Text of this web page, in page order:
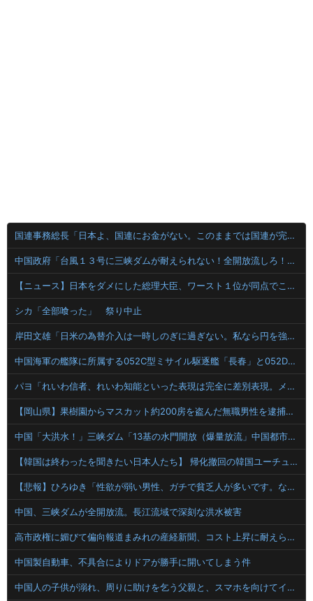
国連事務総長「日本よ、国連にお金がない。このままでは国連が完全崩壊する。助けろ」
中国政府「台風１３号に三峡ダムが耐えられない！全開放流しろ！」⇒ 下流域の街が壊滅状態ｗｗｗｗｗ
【ニュース】日本をダメにした総理大臣、ワースト１位が同点でこの人ｗｗｗｗｗｗ
シカ「全部喰った」 祭り中止
岸田文雄「日米の為替介入は一時しのぎに過ぎない。私なら円を強くすることが出来る」
中国海軍の艦隊に所属する052C型ミサイル駆逐艦「長春」と052D型「厦門」が編隊航行訓練！
パヨ「れいわ信者、れいわ知能といった表現は完全に差別表現。メディアは放送禁止用語に指定するべき」
【岡山県】果樹園からマスカット約200房を盗んだ無職男性を逮捕「ぶどうを売って生活費に充てていた」※氏名非公開
中国「大洪水！」三峡ダム「13基の水門開放（爆量放流」中国都市「三峡上流で豪雨！（三峡下流で水害」長江と黄河「同時氾濫危機」台風13号「中国本土上陸（画像」→
【韓国は終わったを聞きたい日本人たち】 帰化撤回の韓国ユーチューバーが映した“日本媚びビジネス”の限界
【悲報】ひろゆき「性欲が弱い男性、ガチで貧乏人が多いです。なぜなら…」
中国、三峡ダムが全開放流。長江流域で深刻な洪水被害
高市政権に媚びて偏向報道まみれの産経新聞、コスト上昇に耐えられず東北6県撤退を発表
中国製自動車、不具合によりドアが勝手に開いてしまう件
中国人の子供が溺れ、周りに助けを乞う父親と、スマホを向けてインプレ稼ぎの見物人